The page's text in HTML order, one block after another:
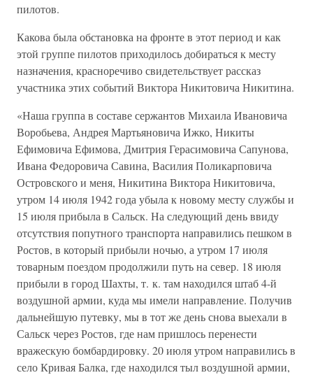
пилотов.
Какова была обстановка на фронте в этот период и как
этой группе пилотов приходилось добираться к месту
назначения, красноречиво свидетельствует рассказ
участника этих событий Виктора Никитовича Никитина.
«Наша группа в составе сержантов Михаила Ивановича
Воробьева, Андрея Мартьяновича Ижко, Никиты
Ефимовича Ефимова, Дмитрия Герасимовича Сапунова,
Ивана Федоровича Савина, Василия Поликарповича
Островского и меня, Никитина Виктора Никитовича,
утром 14 июля 1942 года убыла к новому месту службы и
15 июля прибыла в Сальск. На следующий день ввиду
отсутствия попутного транспорта направились пешком в
Ростов, в который прибыли ночью, а утром 17 июля
товарным поездом продолжили путь на север. 18 июля
прибыли в город Шахты, т. к. там находился штаб 4-й
воздушной армии, куда мы имели направление. Получив
дальнейшую путевку, мы в тот же день снова выехали в
Сальск через Ростов, где нам пришлось перенести
вражескую бомбардировку. 20 июля утром направились в
село Кривая Балка, где находился тыл воздушной армии,